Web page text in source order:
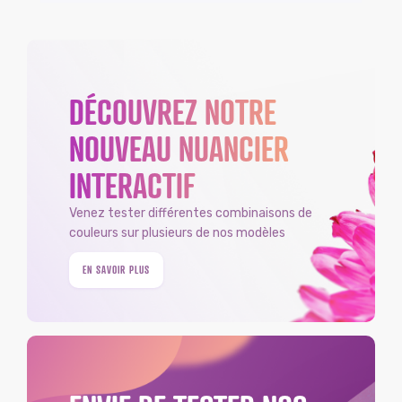
DÉCOUVREZ NOTRE
NOUVEAU NUANCIER
INTERACTIF
Venez tester différentes combinaisons de
couleurs sur plusieurs de nos modèles
EN SAVOIR PLUS